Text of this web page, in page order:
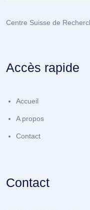
Centre Suisse de
Accès rapide
Accueil
A propos
Contact
Contact